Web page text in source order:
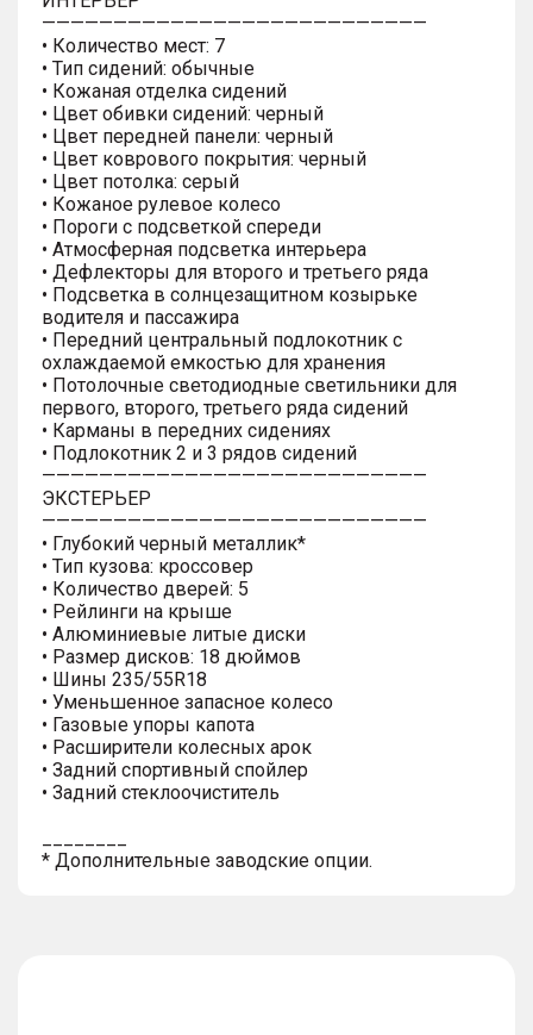
———————————————————————————
• Количество мест: 7
• Тип сидений: обычные
• Кожаная отделка сидений
• Цвет обивки сидений: черный
• Цвет передней панели: черный
• Цвет коврового покрытия: черный
• Цвет потолка: серый
• Кожаное рулевое колесо
• Пороги с подсветкой спереди
• Атмосферная подсветка интерьера
• Дефлекторы для второго и третьего ряда
• Подсветка в солнцезащитном козырьке
водителя и пассажира
• Передний центральный подлокотник с
охлаждаемой емкостью для хранения
• Потолочные светодиодные светильники для
первого, второго, третьего ряда сидений
• Карманы в передних сидениях
• Подлокотник 2 и 3 рядов сидений
———————————————————————————
ЭКСТЕРЬЕР
———————————————————————————
• Глубокий черный металлик*
• Тип кузова: кроссовер
• Количество дверей: 5
• Рейлинги на крыше
• Алюминиевые литые диски
• Размер дисков: 18 дюймов
• Шины 235/55R18
• Уменьшенное запасное колесо
• Газовые упоры капота
• Расширители колесных арок
• Задний спортивный спойлер
• Задний стеклоочиститель
* Дополнительные заводские опции.